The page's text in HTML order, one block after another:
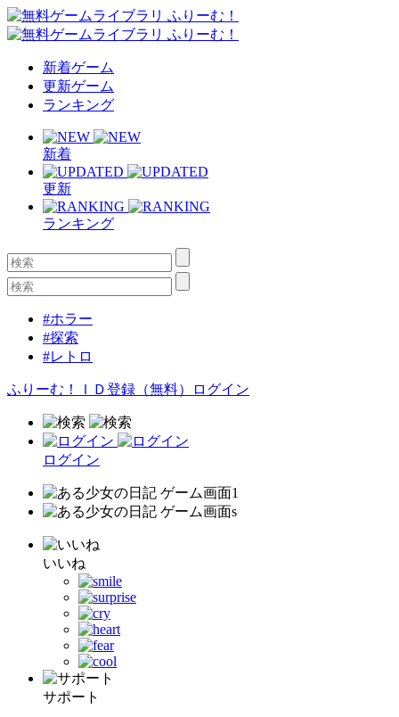
新着ゲーム
更新ゲーム
ランキング
新着
更新
ランキング
#ホラー
#探索
#レトロ
ふりーむ！ＩＤ登録（無料） ログイン
ログイン
いいね
サポート